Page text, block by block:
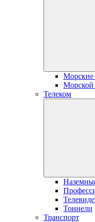
Морской
Телеком
Тоннели
Транспорт